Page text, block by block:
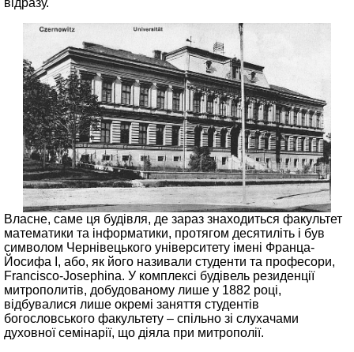
відразу.
Власне, саме ця будівля, де зараз знаходиться факультет
математики та інформатики, протягом десятиліть і був
символом Чернівецького університету імені Франца-
Йосифа I, або, як його називали студенти та професори,
Francisco-Josephina. У комплексі будівель резиденції
митрополитів, добудованому лише у 1882 році,
відбувалися лише окремі заняття студентів
богословського факультету – спільно зі слухачами
духовної семінарії, що діяла при митрополії.